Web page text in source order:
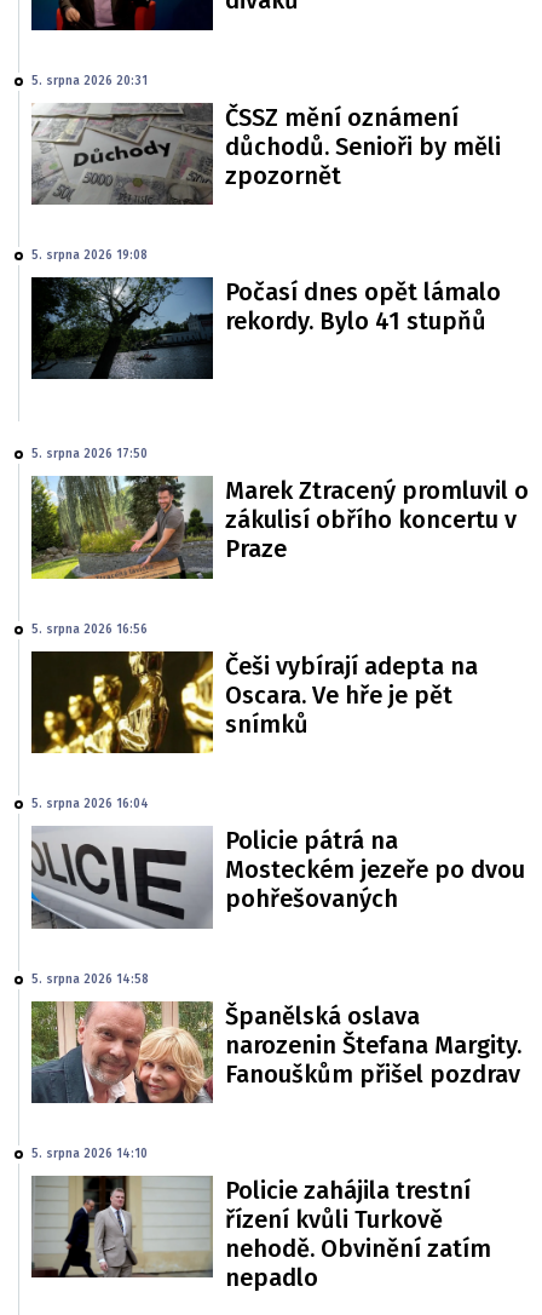
5. srpna 2026 20:31
ČSSZ mění oznámení
důchodů. Senioři by měli
zpozornět
5. srpna 2026 19:08
Počasí dnes opět lámalo
rekordy. Bylo 41 stupňů
5. srpna 2026 17:50
Marek Ztracený promluvil o
zákulisí obřího koncertu v
Praze
5. srpna 2026 16:56
Češi vybírají adepta na
Oscara. Ve hře je pět
snímků
5. srpna 2026 16:04
Policie pátrá na
Mosteckém jezeře po dvou
pohřešovaných
5. srpna 2026 14:58
Španělská oslava
narozenin Štefana Margity.
Fanouškům přišel pozdrav
5. srpna 2026 14:10
Policie zahájila trestní
řízení kvůli Turkově
nehodě. Obvinění zatím
nepadlo